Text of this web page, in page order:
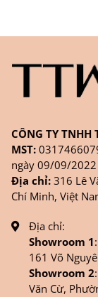
CÔNG TY TNHH
MST:
ngày 09/09/2022
Địa chỉ: 316 Lê
Chí Minh, Việt
Địa chỉ:
Showroom 1
161 Võ
Showroom 2
Văn Cừ,